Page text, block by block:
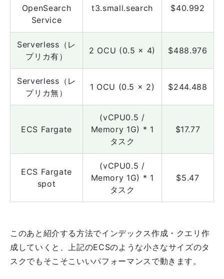
OpenSearch
Service
t3.small.search $40.992
Serverless（レ
プリカ有）
2 OCU (0.5 × 4) $488.976
Serverless（レ
プリカ無）
1 OCU (0.5 × 2) $244.488
ECS Fargate
(vCPU0.5 /
Memory 1G) * 1
タスク
$17.77
ECS Fargate
spot
(vCPU0.5 /
Memory 1G) * 1
タスク
$5.47
このあと紹介する方法でインデックス作成・クエリ作
成していくと、上記のECSのような小さなサイズのタ
スクでもそこそこいいパフォーマンスで動きます。